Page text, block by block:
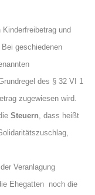
und
geschiedenen
des § 32 VI 1
zugewiesen wird.
Steuern, dass heißt
Veranlagung
Ehegatten noch die